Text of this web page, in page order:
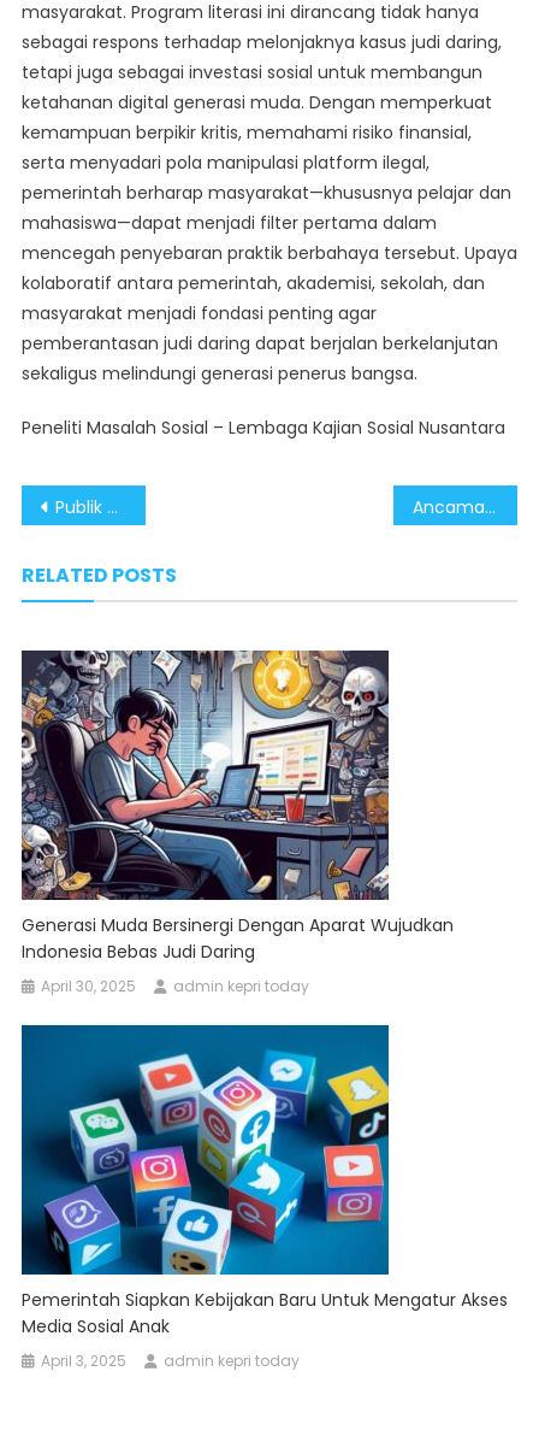
masyarakat. Program literasi ini dirancang tidak hanya
sebagai respons terhadap melonjaknya kasus judi daring,
tetapi juga sebagai investasi sosial untuk membangun
ketahanan digital generasi muda. Dengan memperkuat
kemampuan berpikir kritis, memahami risiko finansial,
serta menyadari pola manipulasi platform ilegal,
pemerintah berharap masyarakat—khususnya pelajar dan
mahasiswa—dapat menjadi filter pertama dalam
mencegah penyebaran praktik berbahaya tersebut. Upaya
kolaboratif antara pemerintah, akademisi, sekolah, dan
masyarakat menjadi fondasi penting agar
pemberantasan judi daring dapat berjalan berkelanjutan
sekaligus melindungi generasi penerus bangsa.
Peneliti Masalah Sosial – Lembaga Kajian Sosial Nusantara
Post
Publik Wajib Jaga Situasi Kondusif, Prosedur Penetapan Gelar Telah Transparan dan Sesuai Ketentuan Ancaman Senyap Judi Daring yang Menggerus Masa Depan Generasi Muda dan Stabilitas Sosial Ekonomi
RELATED POSTS
Generasi Muda Bersinergi Dengan Aparat Wujudkan
Indonesia Bebas Judi Daring
April 30, 2025 admin kepri today
Pemerintah Siapkan Kebijakan Baru Untuk Mengatur Akses
Media Sosial Anak
April 3, 2025 admin kepri today